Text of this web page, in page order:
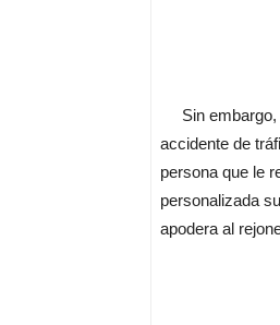
Sin embargo,
accidente de
persona que le
personalizada
apodera al